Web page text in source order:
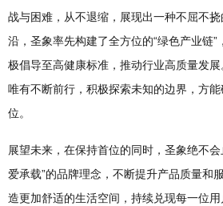
战与困难，从不退缩，展现出一种不屈不
沿，圣象率先构建了全方位的“绿色产业链
极倡导至高健康标准，推动行业高质量发展
唯有不断前行，积极探索未知的边界，方
位。
展望未来，在保持首位的同时，圣象绝不
爱承载”的品牌理念，不断提升产品质量和
造更加舒适的生活空间，持续兑现每一位